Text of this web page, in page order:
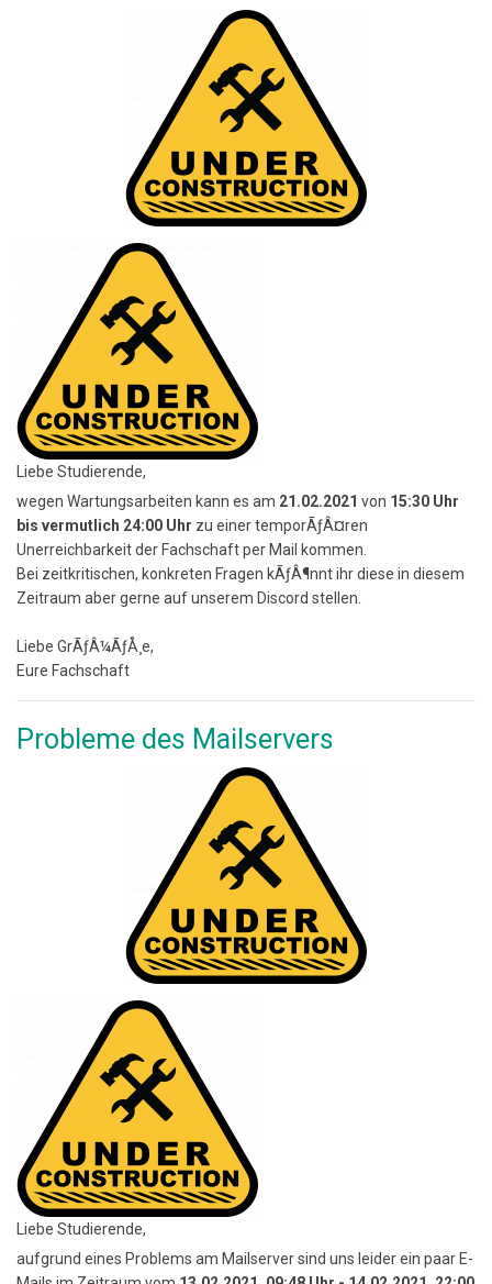
Liebe Studierende,
wegen Wartungsarbeiten kann es am 21.02.2021 von 15:30 Uhr
bis vermutlich 24:00 Uhr zu einer temporÃƒÂ¤ren
Unerreichbarkeit der Fachschaft per Mail kommen.
Bei zeitkritischen, konkreten Fragen kÃƒÂ¶nnt ihr diese in diesem
Zeitraum aber gerne auf unserem Discord stellen.
Liebe GrÃƒÂ¼ÃƒÅ¸e,
Eure Fachschaft
Probleme des Mailservers
Liebe Studierende,
aufgrund eines Problems am Mailserver sind uns leider ein paar E-